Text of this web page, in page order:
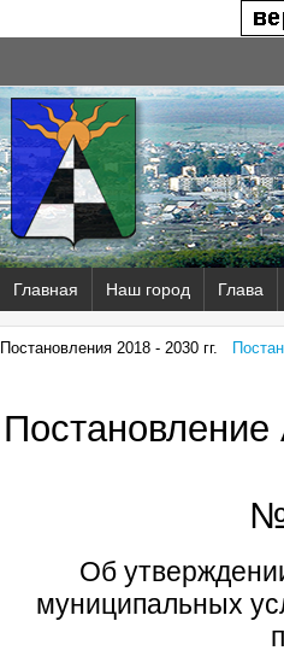
Главная Наш город Глава
Постановления 2018 - 2030 гг.
Постановление
Об
муниципальных